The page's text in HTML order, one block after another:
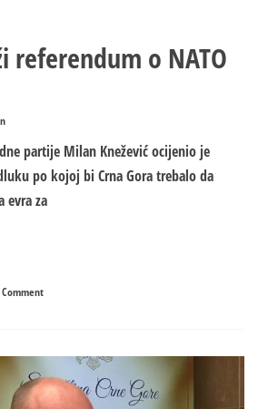
referendum o NATO
partije Milan Knežević ocijenio je
po kojoj bi Crna Gora trebalo da
evra za
on
NATO
budžetu